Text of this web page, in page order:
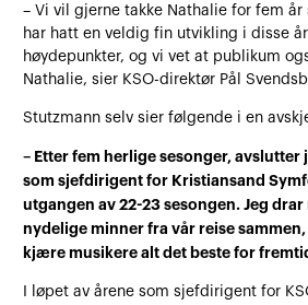
– Vi vil gjerne takke Nathalie for fem år
har hatt en veldig fin utvikling i disse
høydepunkter, og vi vet at publikum
Nathalie, sier KSO-direktør Pål
Stutzmann selv sier følgende i en
– Etter fem herlige sesonger, avslutter
som sjefdirigent for Kristiansand
utgangen av 22-23 sesongen. Jeg drar
nydelige minner fra vår reise
kjære musikere alt det beste for
I løpet av årene som sjefdirigent for